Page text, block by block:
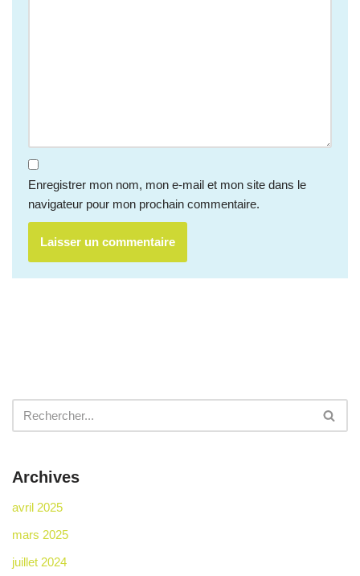
Enregistrer mon nom, mon e-mail et mon site dans le
navigateur pour mon prochain commentaire.
Archives
avril 2025
mars 2025
juillet 2024